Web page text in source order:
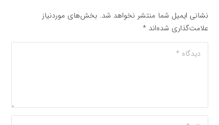
نشانی ایمیل شما منتشر نخواهد شد. بخش‌های موردنیاز
علامت‌گذاری شده‌اند*